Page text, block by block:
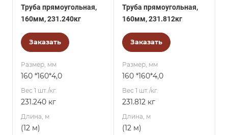
Труба прямоугольная,
160мм, 231.240кг
Заказать
Размер, мм
160 *160*4,0
Вес 1 шт./кг.
231.240 кг
Длина, м
(12 м)
Труба прямоугольная,
160мм, 231.812кг
Заказать
Размер, мм
160 *160*4,0
Вес 1 шт./кг.
231.812 кг
Длина, м
(12 м)